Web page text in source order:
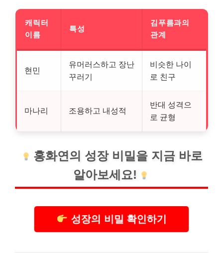
캐릭터
이름
특성
김푸름과의
관계
현민
유머러스하고 장난
꾸러기
비슷한 나이
로 친구
마나리 조용하고 내성적
반대 성격으
로 균형
홍화연의 성장 비밀을 지금 바로
알아보세요!
성장의 비밀 확인하기